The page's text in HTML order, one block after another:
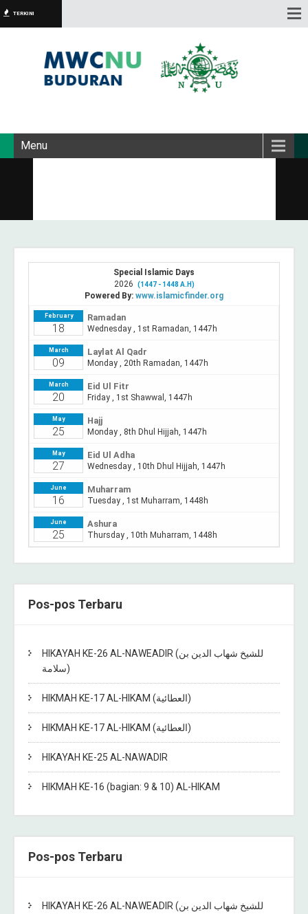
TERKINI
Menu
Pos-pos Terbaru
HIKAYAH KE-26 AL-NAWEADIR (للشيخ شهاب الدين بن
سلامة)
HIKMAH KE-17 AL-HIKAM (العطائية)
HIKMAH KE-17 AL-HIKAM (العطائية)
HIKAYAH KE-25 AL-NAWADIR
HIKMAH KE-16 (bagian: 9 & 10) AL-HIKAM
Pos-pos Terbaru
HIKAYAH KE-26 AL-NAWEADIR (للشيخ شهاب الدين بن